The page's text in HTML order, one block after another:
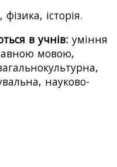
фізика, історія.
в учнів: уміння
мовою,
науково-